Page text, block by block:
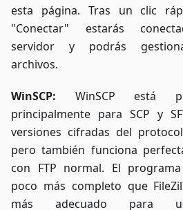
esta página. Tras un clic
"Conectar" estarás
servidor y podrás
archivos.
WinSCP: WinSCP está
principalmente para SCP y
versiones cifradas del
pero también funciona
con FTP normal. El
poco más completo que
más adecuado para